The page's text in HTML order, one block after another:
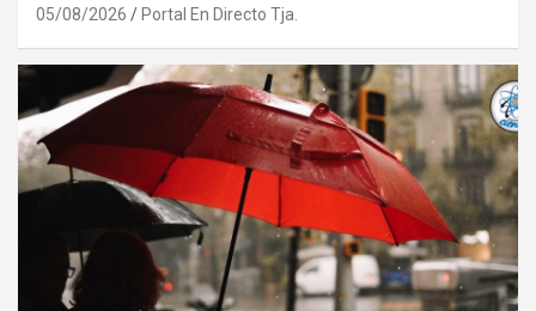
05/08/2026 Portal En Directo Tja.